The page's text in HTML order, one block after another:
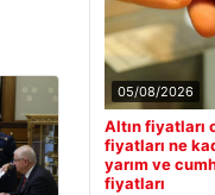
05/08/2026
Altın fiyatları
fiyatları ne
yarım ve
fiyatları